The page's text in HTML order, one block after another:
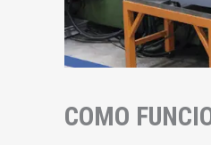
COMO